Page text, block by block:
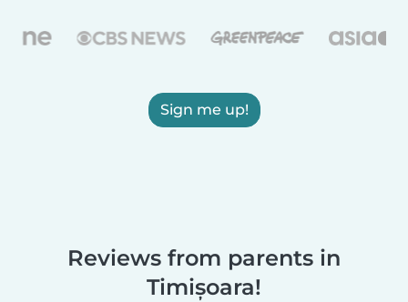
Sign me up!
Reviews from parents in
Timișoara!